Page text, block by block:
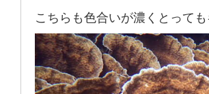
こちらも色合いが濃くとって